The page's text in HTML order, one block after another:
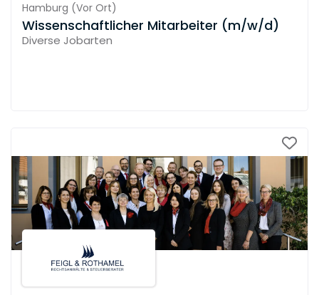
Hamburg (Vor Ort)
Wissenschaftlicher Mitarbeiter (m/w/d)
Diverse Jobarten